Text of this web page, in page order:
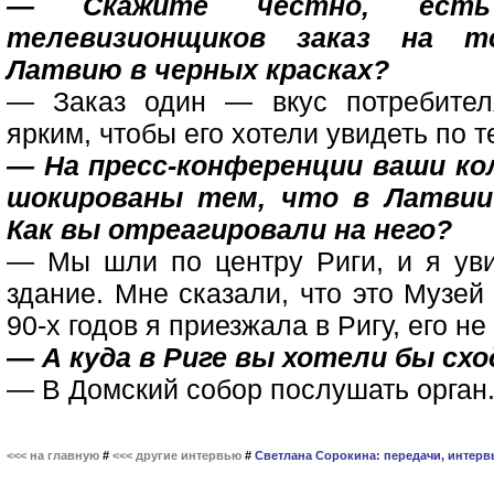
телевизионщиков заказ на
Латвию в черных красках?
— Заказ один — вкус
ярким, чтобы его хотели увидеть по
— На пресс-конференции ваши
шокированы тем, что в Латвии
Как вы отреагировали на него?
— Мы шли по центру Риги, и я
здание. Мне сказали, что это
90-х годов я приезжала в Ригу, его
— А куда в Риге вы хотели бы
— В Домский собор послушать
<<< на главную # <<< другие интервью # Светлана Сорокина: передачи,